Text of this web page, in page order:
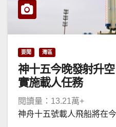
要聞 灣區
神十五今晚發射升
實施載人任務
閱讀量：13.21萬+
神舟十五號載人飛船將在